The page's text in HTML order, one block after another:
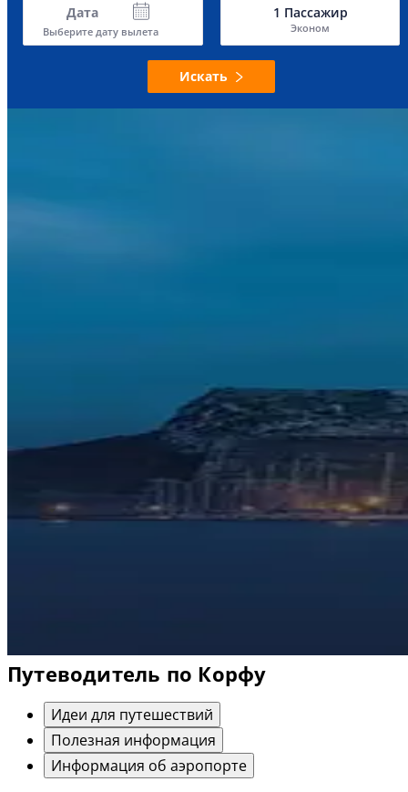
Дата
Выберите дату вылета
1 Пассажир
Эконом
Искать
Путеводитель по Корфу
Идеи для путешествий
Полезная информация
Информация об аэропорте